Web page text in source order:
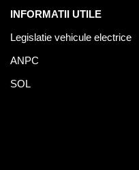
INFORMATII UTILE
Legislatie vehicule electrice
ANPC
SOL